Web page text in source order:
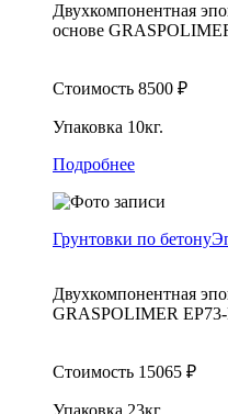
Двухкомпонентная
основе
Стоимость 8500 ₽
Упаковка 10кг.
Подробнее
Грунтовки по бетону
Двухкомпонентная
GRASPOLIMER EP73-
Стоимость 15065 ₽
Упаковка 23кг.